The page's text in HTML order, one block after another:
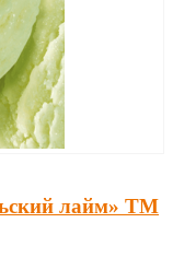
лайм» ТМ